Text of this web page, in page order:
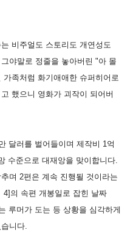
비주얼도 스토리도 개연성도
야말로 정줄을 놓아버린 "아 몰
족처럼 화기애애한 슈퍼히어로
했으니 영화가 괴작이 되어버
달러를 벌어들이며 제작비 1억
수준으로 대재앙을 맞이합니다.
며 2편은 계속 진행될 것이라는
4]의 속편 개봉일로 잡힌 날짜
루머가 도는 등 상황을 심각하게
니다.